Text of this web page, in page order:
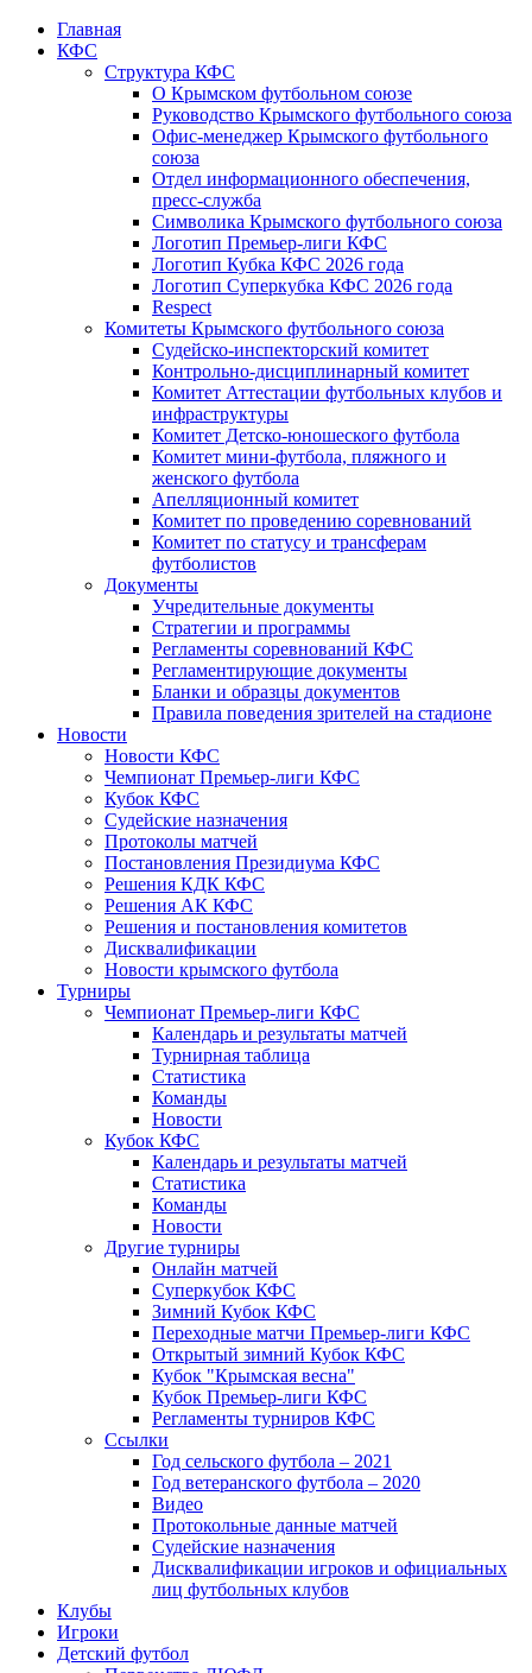
Главная
КФС
Структура КФС
О Крымском футбольном союзе
Руководство Крымского футбольного союза
Офис-менеджер Крымского футбольного
союза
Отдел информационного обеспечения,
пресс-служба
Символика Крымского футбольного союза
Логотип Премьер-лиги КФС
Логотип Кубка КФС 2026 года
Логотип Суперкубка КФС 2026 года
Respect
Комитеты Крымского футбольного союза
Судейско-инспекторский комитет
Контрольно-дисциплинарный комитет
Комитет Аттестации футбольных клубов и
инфраструктуры
Комитет Детско-юношеского футбола
Комитет мини-футбола, пляжного и
женского футбола
Апелляционный комитет
Комитет по проведению соревнований
Комитет по статусу и трансферам
футболистов
Документы
Учредительные документы
Стратегии и программы
Регламенты соревнований КФС
Регламентирующие документы
Бланки и образцы документов
Правила поведения зрителей на стадионе
Новости
Новости КФС
Чемпионат Премьер-лиги КФС
Кубок КФС
Судейские назначения
Протоколы матчей
Постановления Президиума КФС
Решения КДК КФС
Решения АК КФС
Решения и постановления комитетов
Дисквалификации
Новости крымского футбола
Турниры
Чемпионат Премьер-лиги КФС
Календарь и результаты матчей
Турнирная таблица
Статистика
Команды
Новости
Кубок КФС
Календарь и результаты матчей
Статистика
Команды
Новости
Другие турниры
Онлайн матчей
Суперкубок КФС
Зимний Кубок КФС
Переходные матчи Премьер-лиги КФС
Открытый зимний Кубок КФС
Кубок "Крымская весна"
Кубок Премьер-лиги КФС
Регламенты турниров КФС
Ссылки
Год сельского футбола – 2021
Год ветеранского футбола – 2020
Видео
Протокольные данные матчей
Судейские назначения
Дисквалификации игроков и официальных
лиц футбольных клубов
Клубы
Игроки
Детский футбол